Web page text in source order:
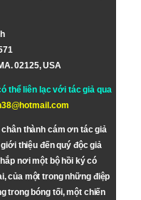
02125, USA
thể liên lạc với tác giả qua
thành cám ơn tác giả
thiệu đến quý độc giả
nơi một bộ hồi ký có
của một trong những điệp
trong bóng tối, một chiến